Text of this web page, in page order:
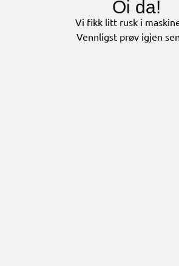
Oi da!
Vi fikk litt rusk i
Vennligst prøv igjen